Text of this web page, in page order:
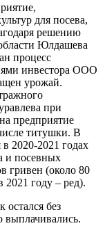
для посева,
решению
Юлдашева
процесс
инвестора ООО
урожай.
при
предприятие
титушки. В
в 2020-2021 годах
и посевных
гривен (около 80
2021 году – ред).
остался без
выплачивались.